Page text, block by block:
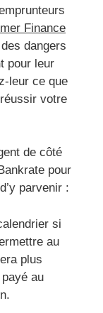
Finance
dangers
pour leur
leur ce que
votre
de côté
pour
parvenir :
si
au
plus
au